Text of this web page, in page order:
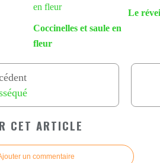
Coccinelles et saule en
fleur
Le
CET ARTICLE
un commentaire